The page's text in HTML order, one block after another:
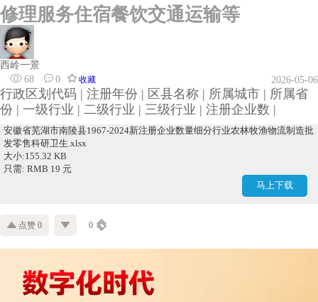
修理服务住宿餐饮交通运输等
西岭一景
68
0 收藏 2026-05-06
行政区划代码 | 注册年份 | 区县名称 | 所属城市 | 所属省
份 | 一级行业 | 二级行业 | 三级行业 | 注册企业数 |
安徽省芜湖市南陵县1967-2024新注册企业数量细分行业农林牧渔物流制造批
发零售科研卫生.xlsx
大小:155.32 KB
只需: RMB 19 元
马上下载
点赞 0 0